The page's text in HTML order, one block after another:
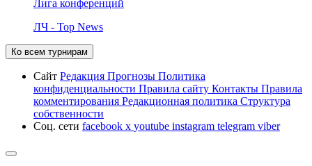
Лига конференций
ЛЧ - Top News
Ко всем турнирам
Сайт Редакция Прогнозы Политика
конфиденциальности Правила сайту Контакты Правила
комментирования Редакционная политика Структура
собственности
Соц. сети facebook x youtube instagram telegram viber